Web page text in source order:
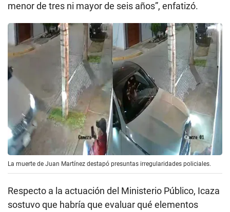
menor de tres ni mayor de seis años”, enfatizó.
La muerte de Juan Martínez destapó presuntas irregularidades policiales.
Respecto a la actuación del Ministerio Público, Icaza
sostuvo que habría que evaluar qué elementos